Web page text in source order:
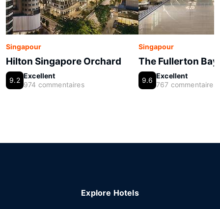
Singapour
Hilton Singapore Orchard
9.2
Excellent
974 commentaires
Singapour
The Fullerton
9.6
Excellent
767 commentaires
Explore Hotels